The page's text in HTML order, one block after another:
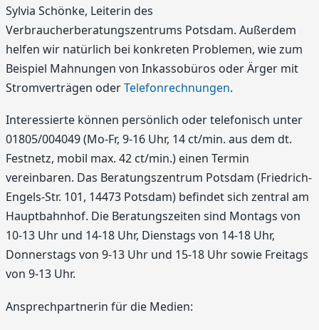
Sylvia Schönke, Leiterin des
Verbraucherberatungszentrums Potsdam. Außerdem
helfen wir natürlich bei konkreten Problemen, wie zum
Beispiel Mahnungen von Inkassobüros oder Ärger mit
Stromverträgen oderTelefonrechnungen.
Interessierte können persönlich oder telefonisch unter
01805/004049 (Mo-Fr, 9-16 Uhr, 14 ct/min. aus dem dt.
Festnetz, mobil max. 42 ct/min.) einen Termin
vereinbaren. Das Beratungszentrum Potsdam (Friedrich-
Engels-Str. 101, 14473 Potsdam) befindet sich zentral am
Hauptbahnhof. Die Beratungszeiten sind Montags von
10-13 Uhr und 14-18 Uhr, Dienstags von 14-18 Uhr,
Donnerstags von 9-13 Uhr und 15-18 Uhr sowie Freitags
von 9-13 Uhr.
Ansprechpartnerin für die Medien: